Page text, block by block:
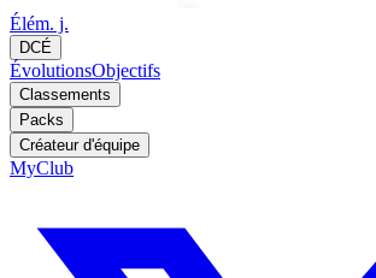
Élém. j.
DCÉ
ÉvolutionsObjectifs
Classements
Packs
Créateur d'équipe
MyClub